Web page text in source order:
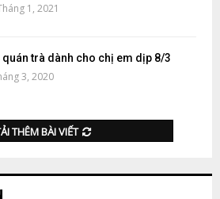
1, 2021
quán trà dành cho chị em dịp 8/3
3, 2020
THÊM BÀI VIẾT